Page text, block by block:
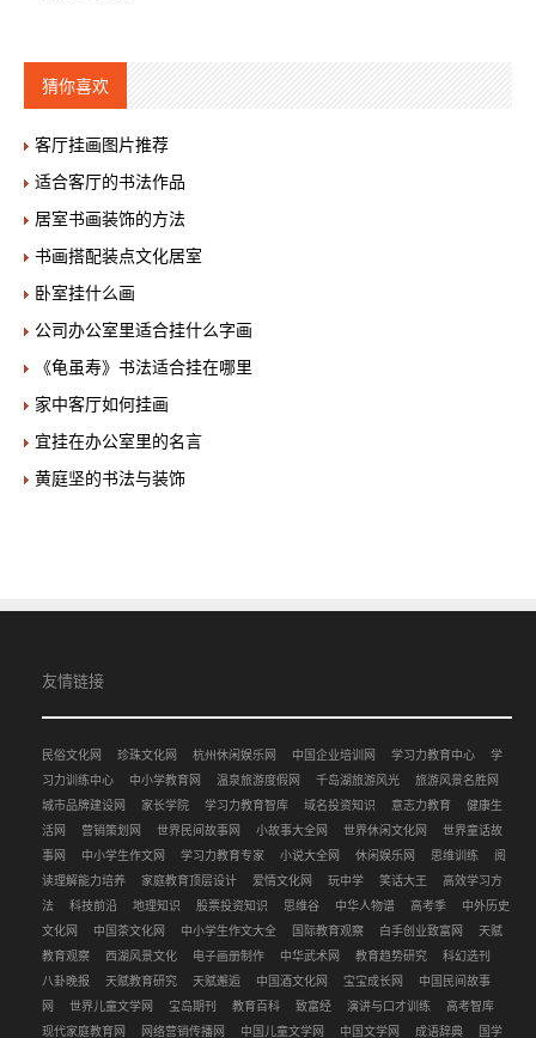
猜你喜欢
客厅挂画图片推荐
适合客厅的书法作品
居室书画装饰的方法
书画搭配装点文化居室
卧室挂什么画
公司办公室里适合挂什么字画
《龟虽寿》书法适合挂在哪里
家中客厅如何挂画
宜挂在办公室里的名言
黄庭坚的书法与装饰
友情链接
民俗文化网 珍珠文化网 杭州休闲娱乐网 中国企业培训网 学习力教育中心
学
习力训练中心
中小学教育网 温泉旅游度假网 千岛湖旅游风光
旅游风景名胜网
城市品牌建设网
家长学院 学习力教育智库 域名投资知识 意志力教育
健康生
活网
营销策划网 世界民间故事网 小故事大全网 世界休闲文化网
世界童话故
事网
中小学生作文网 学习力教育专家 小说大全网 休闲娱乐网 思维训练
阅
读理解能力培养
家庭教育顶层设计 爱情文化网 玩中学 笑话大王
高效学习方
法
科技前沿 地理知识 股票投资知识 思维谷 中华人物谱 高考季
中外历史
文化网
中国茶文化网 中小学生作文大全 国际教育观察 白手创业致富网
天赋
教育观察
西湖风景文化 电子画册制作 中华武术网 教育趋势研究
科幻选刊
八卦晚报
天赋教育研究 天赋邂逅 中国酒文化网 宝宝成长网
中国民间故事
网
世界儿童文学网 宝岛期刊 教育百科 致富经 演讲与口才训练
高考智库
现代家庭教育网
网络营销传播网 中国儿童文学网 中国文学网 成语辞典 国学